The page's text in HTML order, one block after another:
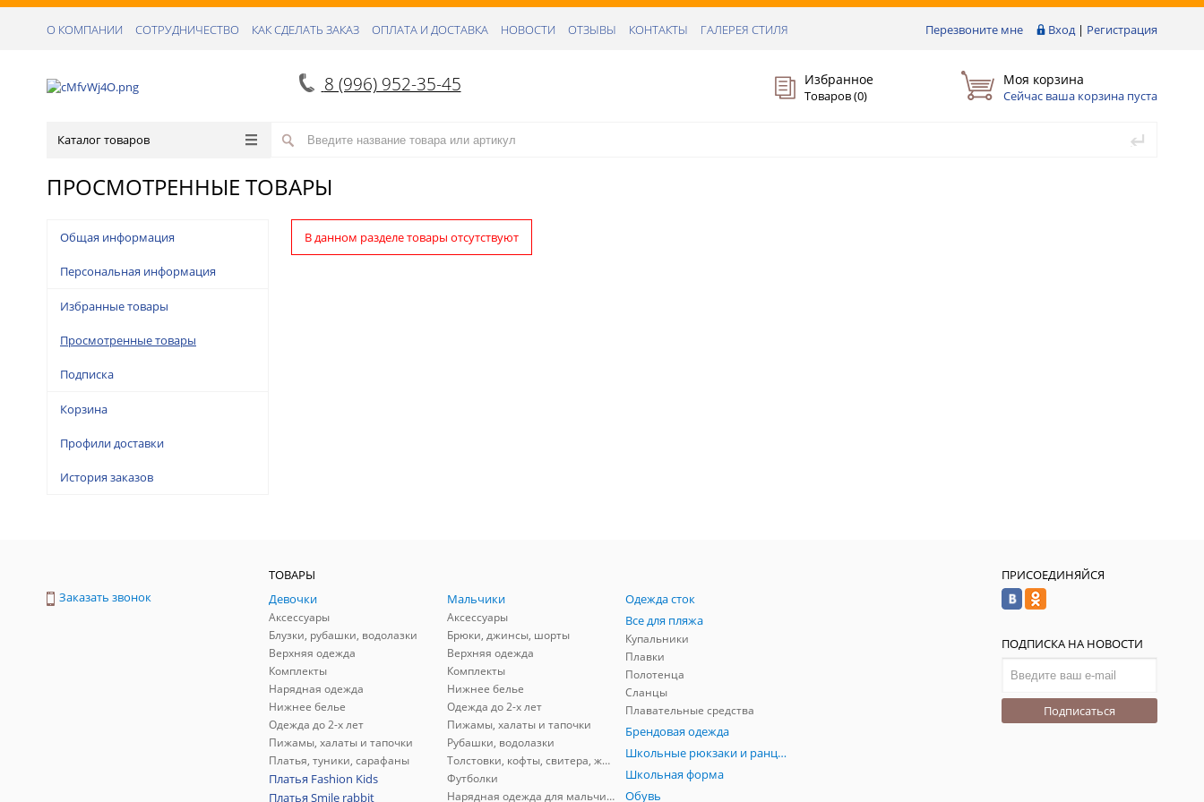
Перезвоните мне Вход | Регистрация
О КОМПАНИИ СОТРУДНИЧЕСТВО КАК СДЕЛАТЬ ЗАКАЗ ОПЛАТА И ДОСТАВКА НОВОСТИ ОТЗЫВЫ КОНТАКТЫ ГАЛЕРЕЯ СТИЛЯ
8 (996) 952-35-45 Избранное
Товаров (0)
Моя корзина
Сейчас ваша корзина пуста
Каталог товаров
ПРОСМОТРЕННЫЕ ТОВАРЫ
Общая информация
Персональная информация
Избранные товары
Просмотренные товары
Подписка
Корзина
Профили доставки
История заказов
В данном разделе товары отсутствуют
Заказать звонок
ТОВАРЫ
Девочки
Аксессуары
Блузки, рубашки, водолазки
Верхняя одежда
Комплекты
Нарядная одежда
Нижнее белье
Одежда до 2-х лет
Пижамы, халаты и тапочки
Платья, туники, сарафаны
Платья Fashion Kids
Платья Smile rabbit
Мальчики
Аксессуары
Брюки, джинсы, шорты
Верхняя одежда
Комплекты
Нижнее белье
Одежда до 2-х лет
Пижамы, халаты и тапочки
Рубашки, водолазки
Толстовки, кофты, свитера, жилеты
Футболки
Нарядная одежда для мальчиков
Одежда сток
Все для пляжа
Купальники
Плавки
Полотенца
Сланцы
Плавательные средства
Брендовая одежда
Школьные рюкзаки и ранцы, мешки для обуви
Школьная форма
Обувь
ПРИСОЕДИНЯЙСЯ
ПОДПИСКА НА НОВОСТИ
Подписаться